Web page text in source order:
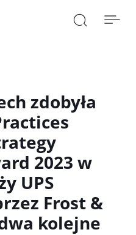

zdobyła
2023 w
UPS
Frost &
kolejne